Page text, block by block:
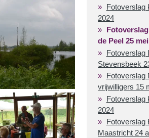
Fotoverslag
2024
de Peel 25
Fotoverslag
Stevensbeek
Fotoverslag
vrijwilligers 15
Fotoverslag
2024
Fotoverslag
Maastricht 24